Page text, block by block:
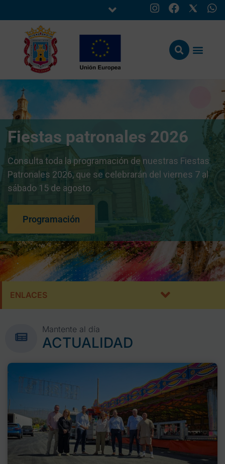
Fiestas patronales 2026
Consulta toda la programación de nuestras Fiestas
Patronales 2026, que se celebrarán del viernes 7 al
sábado 15 de agosto.
Programación
ENLACES
Mantente al día
ACTUALIDAD